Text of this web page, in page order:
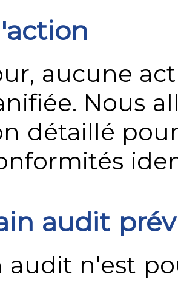
aucune
Nous
détaillé
audit
audit n'est